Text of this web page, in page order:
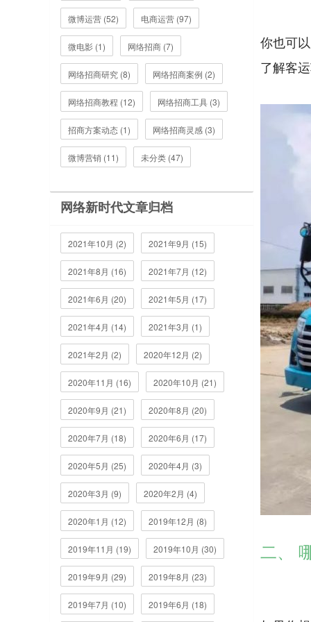
微博运营 (52) 电商运营 (97)
微电影 (1) 网络招商 (7)
网络招商研究 (8) 网络招商案例 (2)
网络招商教程 (12) 网络招商工具 (3)
招商方案动态 (1) 网络招商灵感 (3)
微博营销 (11) 未分类 (47)
网络新时代文章归档
2021年10月 (2) 2021年9月 (15)
2021年8月 (16) 2021年7月 (12)
2021年6月 (20) 2021年5月 (17)
2021年4月 (14) 2021年3月 (1)
2021年2月 (2) 2020年12月 (2)
2020年11月 (16) 2020年10月 (21)
2020年9月 (21) 2020年8月 (20)
2020年7月 (18) 2020年6月 (17)
2020年5月 (25) 2020年4月 (3)
2020年3月 (9) 2020年2月 (4)
2020年1月 (12) 2019年12月 (8)
2019年11月 (19) 2019年10月 (30)
2019年9月 (29) 2019年8月 (23)
2019年7月 (10) 2019年6月 (18)
你也可
了解客
二、